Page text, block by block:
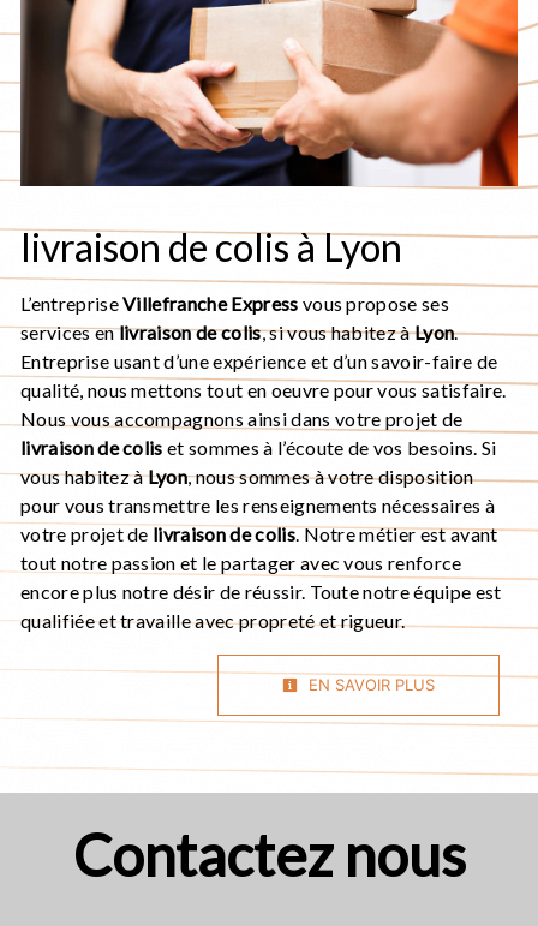
livraison de colis à Lyon
L’entrepriseVillefranche Express vous propose ses
services enlivraison de colis, si vous habitez àLyon.
Entreprise usant d’une expérience et d’un savoir-faire de
qualité, nous mettons tout en oeuvre pour vous satisfaire.
Nous vous accompagnons ainsi dans votre projet de
livraison de colis et sommes à l’écoute de vos besoins. Si
vous habitez àLyon, nous sommes à votre disposition
pour vous transmettre les renseignements nécessaires à
votre projet delivraison de colis. Notre métier est avant
tout notre passion et le partager avec vous renforce
encore plus notre désir de réussir. Toute notre équipe est
qualifiée et travaille avec propreté et rigueur.
EN SAVOIR PLUS
Contactez nous